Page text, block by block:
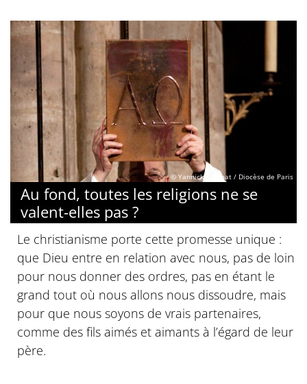
© Yannick Boschat / Diocèse de Paris
Au fond, toutes les religions ne se
valent-elles pas ?
Le christianisme porte cette promesse unique :
que Dieu entre en relation avec nous, pas de loin
pour nous donner des ordres, pas en étant le
grand tout où nous allons nous dissoudre, mais
pour que nous soyons de vrais partenaires,
comme des fils aimés et aimants à l’égard de leur
père.